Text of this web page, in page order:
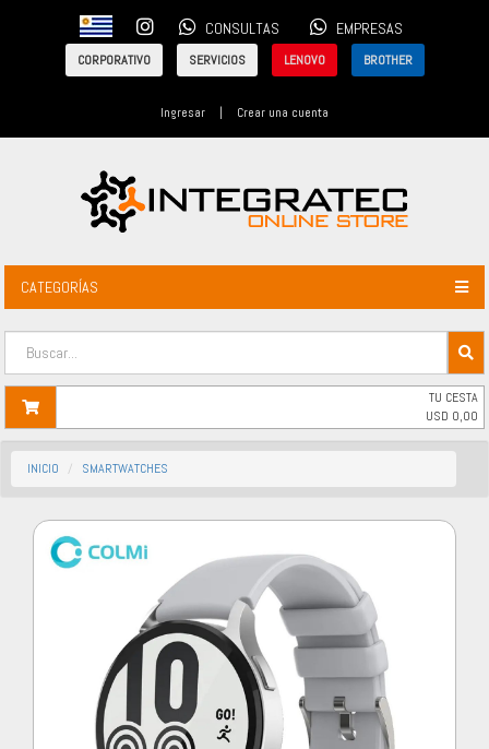
CONSULTAS EMPRESAS
CORPORATIVO SERVICIOS LENOVO BROTHER
Ingresar | Crear una cuenta
CATEGORÍAS
TU CESTA
USD 0,00
INICIO SMARTWATCHES